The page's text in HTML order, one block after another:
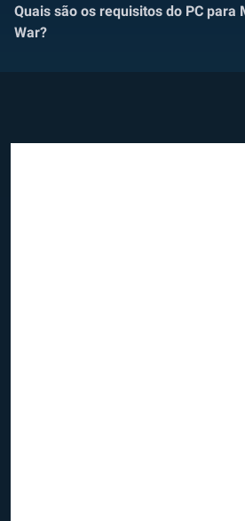
Quais são os requisitos do PC para
War?